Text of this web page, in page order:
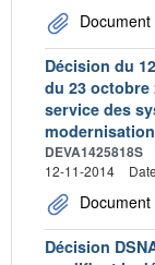
Décision du
du 23
service des
modernisation
DEVA1425818S
12-11-2014
Décision